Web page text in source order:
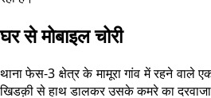
घर से मोबाइल चोरी
थाना फेस-3 क्षेत्र के मामूरा गांव में रहने वाले
खिडक़ी से हाथ डालकर उसके कमरे का दरवाजा